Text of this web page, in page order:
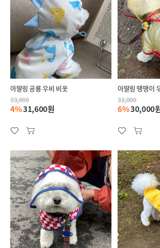
아딸링 공룡 우비 비옷
33,000
4%31,600원
아딸링 땡땡이
32,000
6%30,000